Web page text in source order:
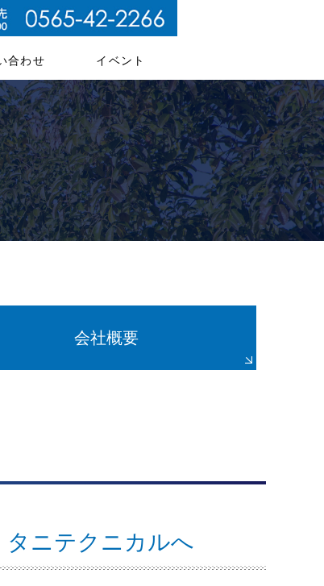
合わせ イベント
会社概要
タニテクニカルへ